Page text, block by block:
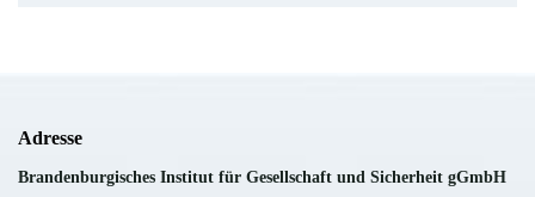
Adresse
Brandenburgisches Institut für Gesellschaft und Sicherheit gGmbH